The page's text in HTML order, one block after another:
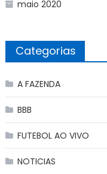
maio 2020
Categorias
A FAZENDA
BBB
FUTEBOL AO VIVO
NOTICIAS